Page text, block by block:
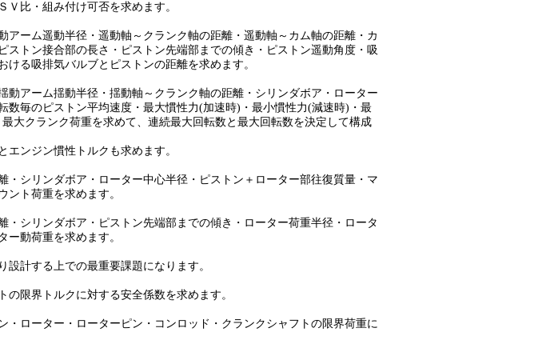
・組み付け可否を求めます。
ム遥動半径・遥動軸～クランク軸の距離・遥動軸～カム軸の距離・カ
ン接合部の長さ・ピストン先端部までの傾き・ピストン遥動角度・吸
吸排気バルブとピストンの距離を求めます。
ーム揺動半径・揺動軸～クランク軸の距離・シリンダボア・ローター
のピストン平均速度・最大慣性力(加速時)・最小慣性力(減速時)・最
ランク荷重を求めて、連続最大回転数と最大回転数を決定して構成
ジン慣性トルクも求めます。
リンダボア・ローター中心半径・ピストン＋ローター部往復質量・マ
ト荷重を求めます。
リンダボア・ピストン先端部までの傾き・ローター荷重半径・ロータ
動荷重を求めます。
する上での最重要課題になります。
界トルクに対する安全係数を求めます。
ター・ローターピン・コンロッド・クランクシャフトの限界荷重に